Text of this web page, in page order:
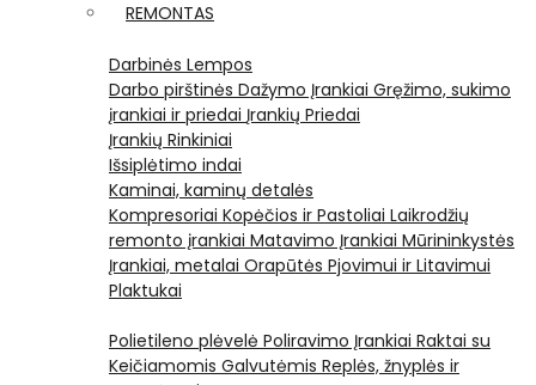
REMONTAS
Darbinės Lempos
Darbo pirštinės Dažymo Įrankiai Gręžimo, sukimo
įrankiai ir priedai Įrankių Priedai
Įrankių Rinkiniai
Išsiplėtimo indai
Kaminai, kaminų detalės
Kompresoriai Kopėčios ir Pastoliai Laikrodžių
remonto įrankiai Matavimo Įrankiai Mūrininkystės
Įrankiai, metalai Orapūtės Pjovimui ir Litavimui
Plaktukai
Polietileno plėvelė Poliravimo Įrankiai Raktai su
Keičiamomis Galvutėmis Replės, žnyplės ir